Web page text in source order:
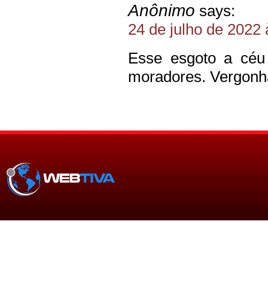
Anônimo says:
24 de julho de 2022
Esse esgoto a
moradores.